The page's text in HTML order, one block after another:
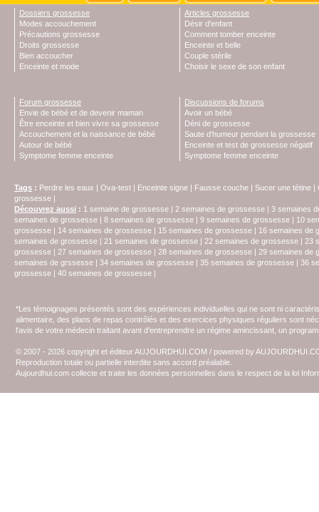
Dossiers grossesse
Modes accouchement
Précautions grossesse
Droits grossesse
Bien accoucher
Enceinte et mode
Articles grossesse
Désir d'enfant
Comment tomber enceinte
Enceinte et belle
Couple stérile
Choisir le sexe de son enfant
Forum grossesse
Envie de bébé et de devenir maman
Être enceinte et bien vivre sa grossesse
Accouchement et la naissance de bébé
Autour de bébé
Symptome femme enceinte
Discussions de forums
Avoir un bébé
Déni de grossesse
Saute d'humeur pendant la grossesse
Enceinte et test de grossesse négatif
Symptome femme enceinte
Tags : Perdre les eaux | Ova-test | Enceinte signe | Fausse couche | Sucer une tétine |
grossesse |
Découvrez aussi : 1 semaine de grossesse | 2 semaines de grossesse | 3 semaines
semaines de grossesse | 8 semaines de grossesse | 9 semaines de grossesse | 10
grossesse | 14 semaines de grossesse | 15 semaines de grossesse | 16 semaines de
semaines de grossesse | 21 semaines de grossesse | 22 semaines de grossesse | 23
grossesse | 27 semaines de grossesse | 28 semaines de grossesse | 29 semaines de
semaines de grssesse | 34 semaines de grossesse | 35 semaines de grossesse | 36
grossesse | 40 semaines de grossesse |
*Les témoignages présentés sont des expériences individuelles qui ne sont ni
alimentaire, des plans de repas contrôlés et des exercices physiques réguliers sont
l'avis de votre médecin traitant avant d'entreprendre un régime amincissant, un
© 2007 - 2026 copyright et éditeur AUJOURDHUI.COM / powered by
Reproduction totale ou partielle interdite sans accord préalable.
Aujourdhui.com collecte et traite les données personnelles dans le respect de la loi